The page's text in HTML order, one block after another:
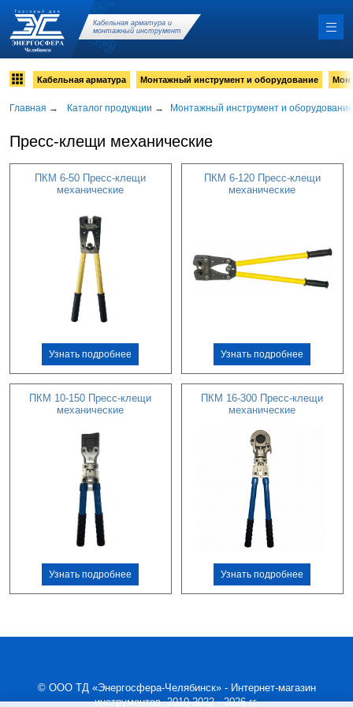
Кабельная арматура и
монтажный инструмент
Кабельная арматура Монтажный инструмент и оборудование
Главная → Каталог продукции → Монтажный инструмент и оборудование
Пресс-клещи механические
ПКМ 6-50 Пресс-клещи
механические
Узнать подробнее
ПКМ 6-120 Пресс-клещи
механические
Узнать подробнее
ПКМ 10-150 Пресс-клещи
механические
Узнать подробнее
ПКМ 16-300 Пресс-клещи
механические
Узнать подробнее
© ООО ТД «Энергосфера-Челябинск» - Интернет-магазин
инструментов, 2010-2022 - 2026 гг.